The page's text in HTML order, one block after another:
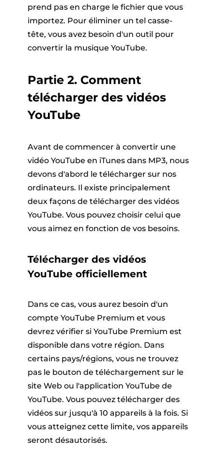
prend pas en charge le fichier que vous
importez. Pour éliminer un tel casse-
tête, vous avez besoin d'un outil pour
convertir la musique YouTube.
Partie 2. Comment
télécharger des vidéos
YouTube
Avant de commencer à convertir une
vidéo YouTube en iTunes dans MP3, nous
devons d'abord le télécharger sur nos
ordinateurs. Il existe principalement
deux façons de télécharger des vidéos
YouTube. Vous pouvez choisir celui que
vous aimez en fonction de vos besoins.
Télécharger des vidéos
YouTube officiellement
Dans ce cas, vous aurez besoin d'un
compte YouTube Premium et vous
devrez vérifier si YouTube Premium est
disponible dans votre région. Dans
certains pays/régions, vous ne trouvez
pas le bouton de téléchargement sur le
site Web ou l'application YouTube de
YouTube. Vous pouvez télécharger des
vidéos sur jusqu'à 10 appareils à la fois. Si
vous atteignez cette limite, vos appareils
seront désautorisés.